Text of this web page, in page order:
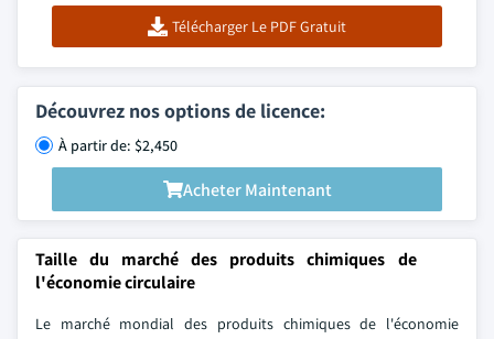
Télécharger Le PDF Gratuit
Découvrez nos options de licence:
À partir de: $2,450
Acheter Maintenant
Taille du marché des produits chimiques de
l'économie circulaire
Le marché mondial des produits chimiques de l'économie